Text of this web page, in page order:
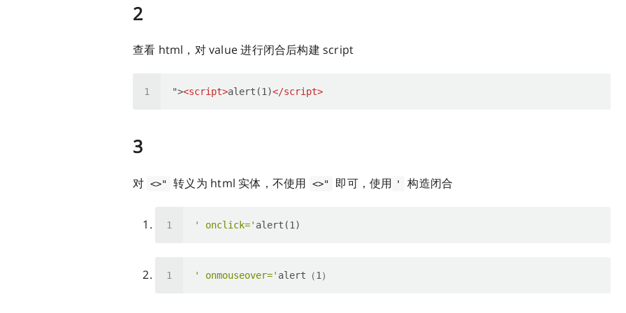
2
查看 html，对 value 进行闭合后构建 script
"><script>alert(1)</script>
3
对 <>" 转义为 html 实体，不使用 <>" 即可，使用 ' 构造闭合
' onclick='
' onmouseover='